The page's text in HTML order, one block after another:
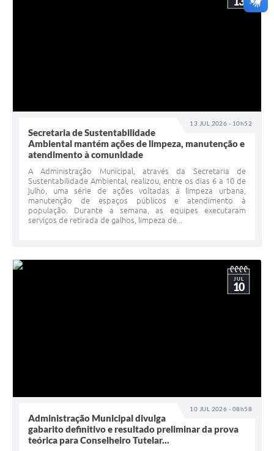
13 JUL 2026 - 10h52
Secretaria de Sustentabilidade
Ambiental mantém ações de limpeza, manutenção e
atendimento à comunidade
A Administração Municipal, através da Secretaria de
Sustentabilidade Ambiental, realizou, entre os dias 6 a 10 de
julho, uma série de ações voltadas à limpeza urbana,
manutenção de espaços públicos e atendimento à
população. Durante a semana, as equipes executaram
serviços de retirada de galhos, limpeza de...
10 JUL 2026 - 08h58
JUL
10
Administração Municipal divulga
gabarito definitivo e resultado preliminar da prova
teórica para Conselheiro Tutelar...